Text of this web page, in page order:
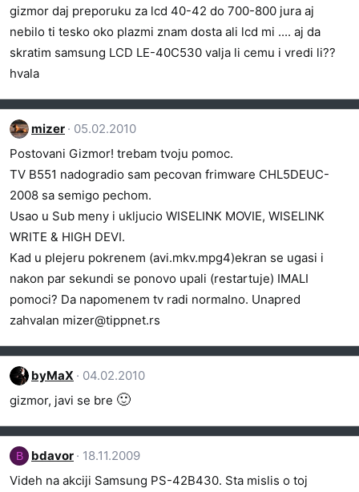
gizmor daj preporuku za lcd 40-42 do 700-800 jura aj
nebilo ti tesko oko plazmi znam dosta ali lcd mi .... aj da
skratim samsung LCD LE-40C530 valja li cemu i vredi li??
hvala
mizer
05.02.2010
Postovani Gizmor! trebam tvoju pomoc.
TV B551 nadogradio sam pecovan frimware CHL5DEUC-
2008 sa semigo pechom.
Usao u Sub meny i ukljucio WISELINK MOVIE, WISELINK
WRITE & HIGH DEVI.
Kad u plejeru pokrenem (avi.mkv.mpg4)ekran se ugasi i
nakon par sekundi se ponovo upali (restartuje) IMALI
pomoci? Da napomenem tv radi normalno. Unapred
zahvalan mizer@tippnet.rs
byMaX
04.02.2010
gizmor, javi se bre 🙂
B bdavor
18.11.2009
Videh na akciji Samsung PS-42B430. Sta mislis o toj